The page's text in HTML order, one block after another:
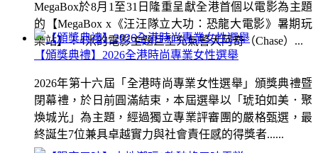
MegaBox於8月1至31日隆重呈獻全港首個以電影為主題
的【MegaBox x《汪汪隊立大功：恐龍大電影》暑期玩
樂站】！4米的電影主題巨型充氣警犬阿奇（Chase）...
【頒獎典禮】2026全港時尚專業女性選舉
2026年第十六屆「全港時尚專業女性選舉」頒獎典禮暨
閉幕禮，於日前圓滿結束，本屆選舉以「琥珀如美．聚
煥城光」為主題，經過獨立專業評審團的嚴格甄選，最
終誕生7位兼具卓越實力與社會責任感的得獎者......